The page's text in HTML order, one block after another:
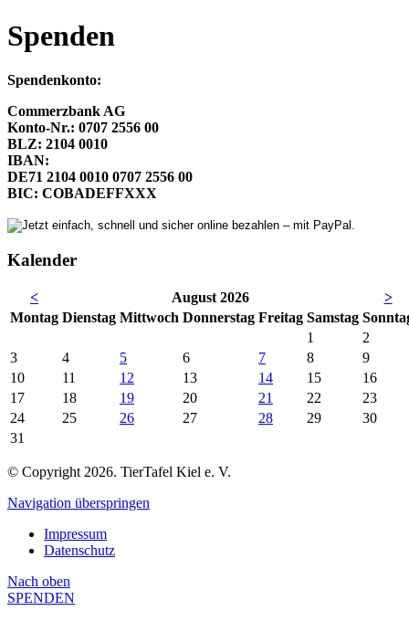
Spenden
Spendenkonto:
Commerzbank AG
Konto-Nr.: 0707 2556 00
BLZ: 2104 0010
IBAN:
DE71 2104 0010 0707 2556 00
BIC: COBADEFFXXX
Kalender
< August 2026
>
Montag Dienstag Mittwoch Donnerstag Freitag Samstag So
1
2
3
4 5 6 7 8
9
10
11 12 13 14 15
16
17
18 19 20 21 22
23
24
25 26 27 28 29
30
31
© Copyright 2026. TierTafel Kiel e. V.
Navigation überspringen
Impressum
Datenschutz
Nach oben
SPENDEN